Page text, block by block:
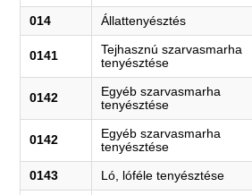
014 Állattenyésztés
0141
Tejhasznú szarvasmarha
tenyésztése
0142
Egyéb szarvasmarha
tenyésztése
0142
Egyéb szarvasmarha
tenyésztése
0143 Ló, lóféle tenyésztése